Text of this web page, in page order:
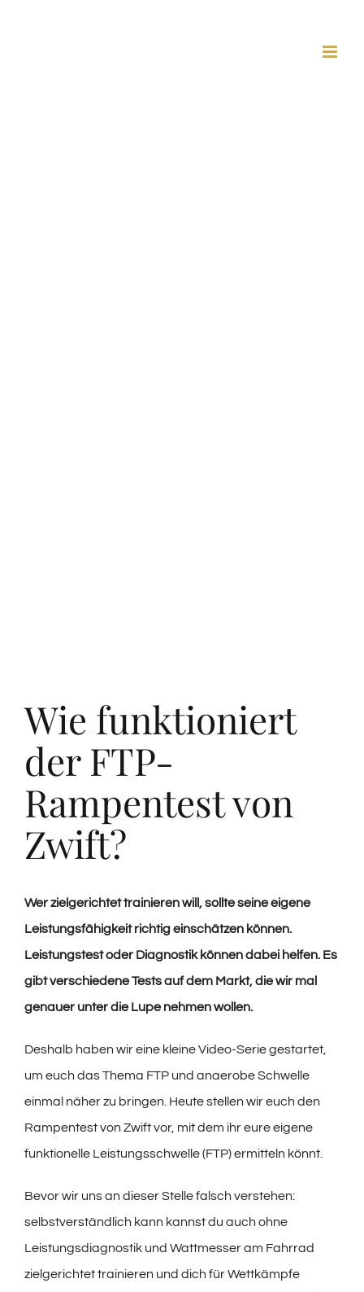
Wie funktioniert
der FTP-
Rampentest von
Zwift?
Wer zielgerichtet trainieren will, sollte seine eigene
Leistungsfähigkeit richtig einschätzen können.
Leistungstest oder Diagnostik können dabei helfen. Es
gibt verschiedene Tests auf dem Markt, die wir mal
genauer unter die Lupe nehmen wollen.
Deshalb haben wir eine kleine Video-Serie gestartet,
um euch das Thema FTP und anaerobe Schwelle
einmal näher zu bringen. Heute stellen wir euch den
Rampentest von Zwift vor, mit dem ihr eure eigene
funktionelle Leistungsschwelle (FTP) ermitteln könnt.
Bevor wir uns an dieser Stelle falsch verstehen:
selbstverständlich kann kannst du auch ohne
Leistungsdiagnostik und Wattmesser am Fahrrad
zielgerichtet trainieren und dich für Wettkämpfe